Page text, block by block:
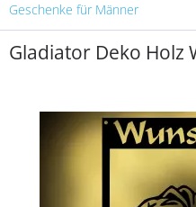
Geschenke für Männer
Gladiator Deko Holz